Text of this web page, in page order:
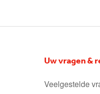
Uw vragen &
Veelgestelde